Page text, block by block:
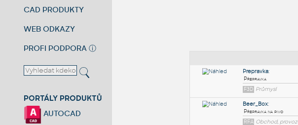
CAD PRODUKTY
WEB ODKAZY
PROFI PODPORA ⓘ
PORTÁLY PRODUKTŮ
AUTOCAD